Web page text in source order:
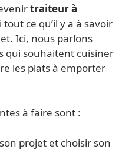
traiteur à
ce qu’il y a à savoir
Ici, nous parlons
qui souhaitent cuisiner
les plats à emporter
à faire sont :
projet et choisir son